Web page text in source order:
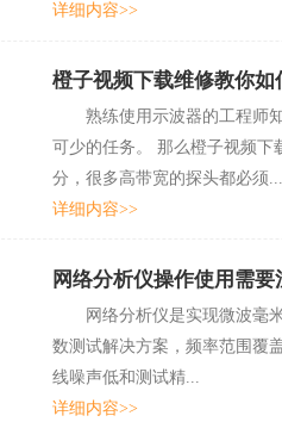
详细内容>>
橙子视频下载维修教你
熟练使用示波器的工程师知道
可少的任务。 那么橙子视
分，很多高带宽的探头都必须...
详细内容>>
网络分析仪操作使用需
网络分析仪是实现微波毫米
数测试解决方案，频率范围覆盖
线噪声低和测试精...
详细内容>>